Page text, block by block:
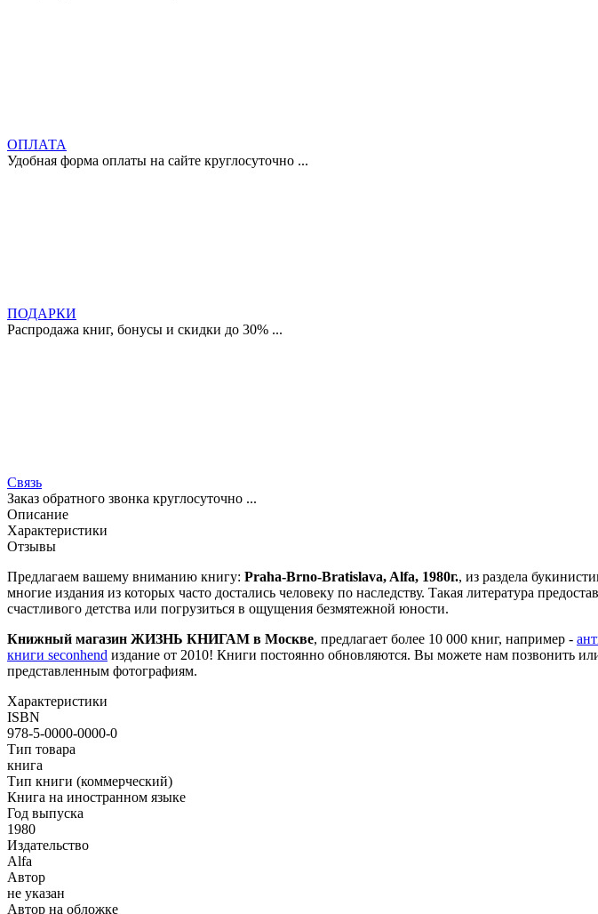
ОПЛАТА
Удобная форма оплаты на сайте круглосуточно ...
ПОДАРКИ
Распродажа книг, бонусы и скидки до 30% ...
Связь
Заказ обратного звонка круглосуточно ...
Описание
Характеристики
Отзывы
Предлагаем вашему вниманию книгу: Praha-Brno-Bratislava, Alfa, 1980г., из раздела
многие издания из которых часто достались человеку по наследству. Такая литература
счастливого детства или погрузиться в ощущения безмятежной юности.
Книжный магазин ЖИЗНЬ КНИГАМ в Москве, предлагает более 10 000 книг, например -
книги seconhend издание от 2010! Книги постоянно обновляются. Вы можете нам позвонить
представленным фотографиям.
Характеристики
ISBN
978-5-0000-0000-0
Тип товара
книга
Тип книги (коммерческий)
Книга на иностранном языке
Год выпуска
1980
Издательство
Alfa
Автор
не указан
Автор на обложке